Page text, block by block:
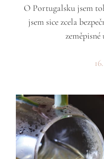
O Portugalsku jsem
jsem sice zcela